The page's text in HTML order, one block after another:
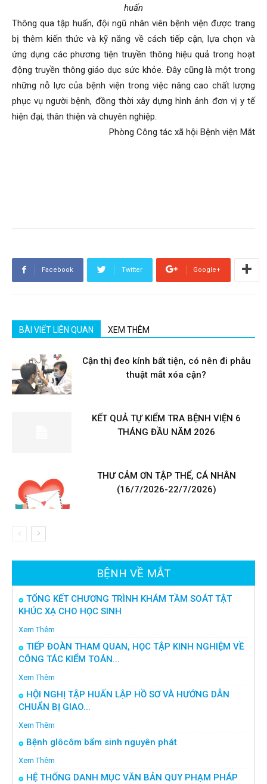
huấn
Thông qua tập huấn, đội ngũ nhân viên bệnh viện được trang
bị thêm kiến thức và kỹ năng về cách tiếp cận, lựa chọn và
ứng dụng các phương tiện truyền thông hiệu quả trong hoạt
động truyền thông giáo dục sức khỏe. Đây cũng là một trong
những nỗ lực của bệnh viện trong việc nâng cao chất lượng
phục vụ người bệnh, đồng thời xây dựng hình ảnh đơn vị y tế
hiện đại, thân thiện và chuyên nghiệp.
Phòng Công tác xã hội Bệnh viện Mắt
Facebook Twitter Google+
BÀI VIẾT LIÊN QUAN XEM THÊM
Cận thị đeo kính bất tiện, có nên đi phẫu
thuật mắt xóa cận?
KẾT QUẢ TỰ KIỂM TRA BỆNH VIỆN 6
THÁNG ĐẦU NĂM 2026
THƯ CẢM ƠN TẬP THỂ, CÁ NHÂN
(16/7/2026-22/7/2026)
BỆNH VỀ MẮT
TỔNG KẾT CHƯƠNG TRÌNH KHÁM TẦM SOÁT TẬT
KHÚC XẠ CHO HỌC SINH
Xem Thêm
TIẾP ĐOÀN THAM QUAN, HỌC TẬP KINH NGHIỆM VỀ
CÔNG TÁC KIỂM TOÁN...
Xem Thêm
HỘI NGHỊ TẬP HUẤN LẬP HỒ SƠ VÀ HƯỚNG DẪN
CHUẨN BỊ GIAO...
Xem Thêm
Bệnh glôcôm bẩm sinh nguyên phát
Xem Thêm
HỆ THỐNG DANH MỤC VĂN BẢN QUY PHẠM PHÁP